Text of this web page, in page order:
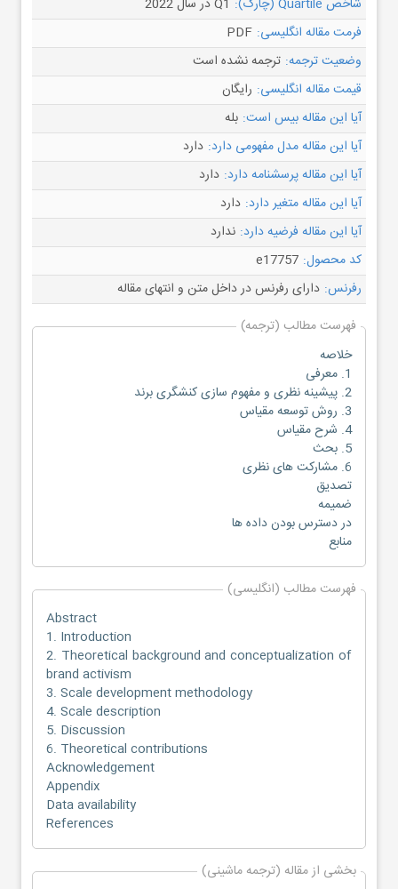
شاخص Quartile (چارک):
Q1 در سال 2022
فرمت مقاله انگلیسی: PDF
وضعیت ترجمه: ترجمه نشده است
قیمت مقاله انگلیسی: رایگان
آیا این مقاله بیس است: بله
آیا این مقاله مدل مفهومی دارد: دارد
آیا این مقاله پرسشنامه دارد: دارد
آیا این مقاله متغیر دارد: دارد
آیا این مقاله فرضیه دارد: ندارد
کد محصول: e17757
رفرنس: دارای رفرنس در داخل متن و انتهای مقاله
فهرست مطالب (ترجمه)
خلاصه
1. معرفی
2. پیشینه نظری و مفهوم سازی کنشگری برند
3. روش توسعه مقیاس
4. شرح مقیاس
5. بحث
6. مشارکت های نظری
تصدیق
ضمیمه
در دسترس بودن داده ها
منابع
فهرست مطالب (انگلیسی)
Abstract
1. Introduction
2. Theoretical background and conceptualization of
brand activism
3. Scale development methodology
4. Scale description
5. Discussion
6. Theoretical contributions
Acknowledgement
Appendix
Data availability
References
بخشی از مقاله (ترجمه ماشینی)